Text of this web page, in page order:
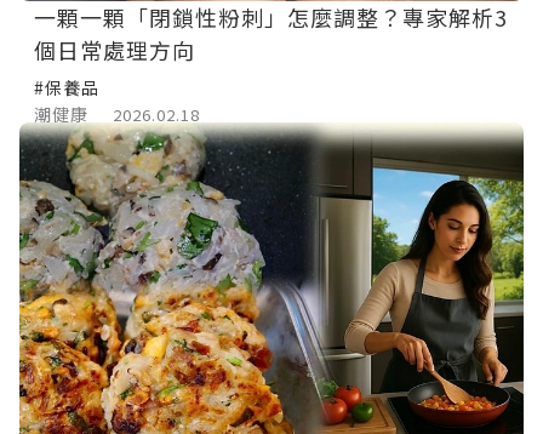
一顆一顆「閉鎖性粉刺」怎麼調整？專家解析3
個日常處理方向
#保養品
潮健康
2026.02.18